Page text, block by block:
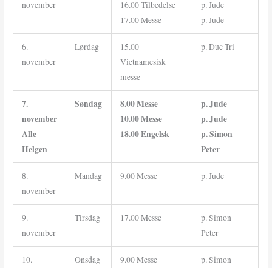
november
16.00 Tilbedelse
17.00 Messe
p. Jude
p. Jude
6.
november
Lørdag
15.00
Vietnamesisk
messe
p. Duc Tri
7.
november
Alle
Helgen
Søndag
8.00 Messe
10.00 Messe
18.00 Engelsk
p. Jude
p. Jude
p. Simon
Peter
8.
november
Mandag 9.00 Messe p. Jude
9.
november
Tirsdag 17.00 Messe
p. Simon
Peter
10.
Onsdag 9.00 Messe
p. Simon